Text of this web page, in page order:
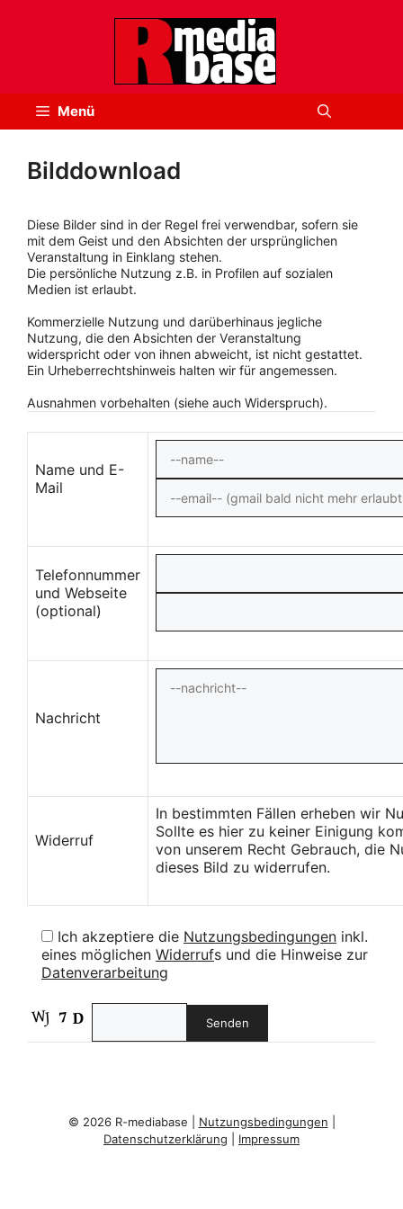
Menü
Bilddownload
Diese Bilder sind in der Regel frei verwendbar, sofern sie
mit dem Geist und den Absichten der ursprünglichen
Veranstaltung in Einklang stehen.
Die persönliche Nutzung z.B. in Profilen auf sozialen
Medien ist erlaubt.
Kommerzielle Nutzung und darüberhinaus jegliche
Nutzung, die den Absichten der Veranstaltung
widerspricht oder von ihnen abweicht, ist nicht gestattet.
Ein Urheberrechtshinweis halten wir für angemessen.
Ausnahmen vorbehalten (siehe auch Widerspruch).
Name und E-
Mail
Telefonnummer
und Webseite
(optional)
Nachricht
Widerruf
In bestimmten Fällen erheben wir
Sollte es hier zu keiner Einigung
von unserem Recht Gebrauch, die
dieses Bild zu widerrufen.
Ich akzeptiere die Nutzungsbedingungen inkl.
eines möglichen Widerrufs und die Hinweise zur
Datenverarbeitung
© 2026 R-mediabase | Nutzungsbedingungen
Datenschutzerklärung
Impressum